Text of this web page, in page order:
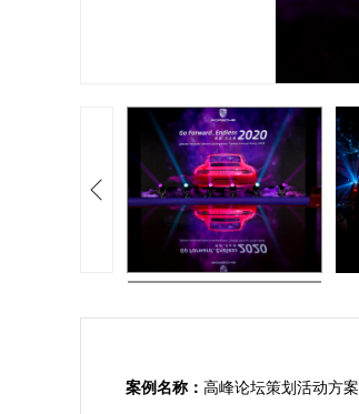
案例名称： 高峰论坛策划活动方案